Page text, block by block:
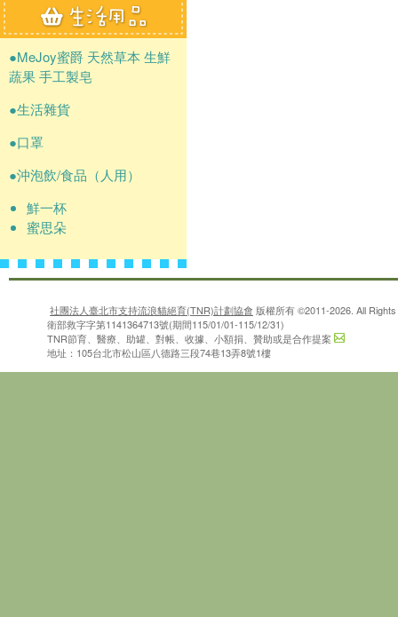
●MeJoy蜜爵 天然草本 生鮮
蔬果 手工製皂
●生活雜貨
●口罩
●沖泡飲/食品（人用）
鮮一杯
蜜思朵
社團法人臺北市支持流浪貓絕育(TNR)計劃協會 版權所有 ©2011-2026. All
衛部救字字第1141364713號(期間115/01/01-115/12/31)
TNR節育、醫療、助罐、對帳、收據、小額捐、贊助或是合作提案
地址：105台北市松山區八德路三段74巷13弄8號1樓